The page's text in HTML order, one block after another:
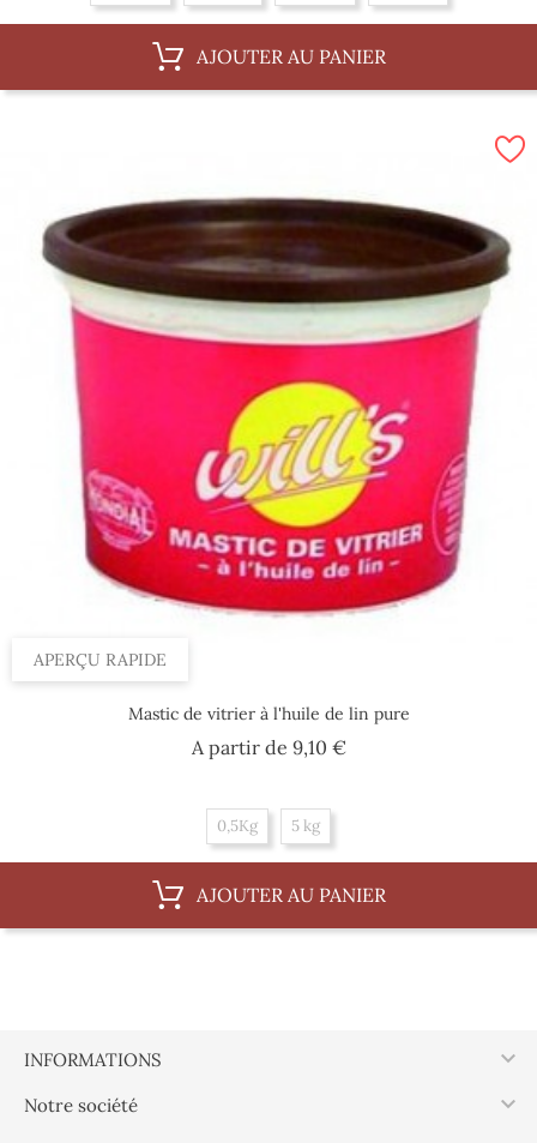
AJOUTER AU PANIER
APERÇU RAPIDE
Mastic de vitrier à l'huile de lin pure
A partir de 9,10 €Prix
0,5Kg 5 kg
AJOUTER AU PANIER
INFORMATIONS 
Notre société 